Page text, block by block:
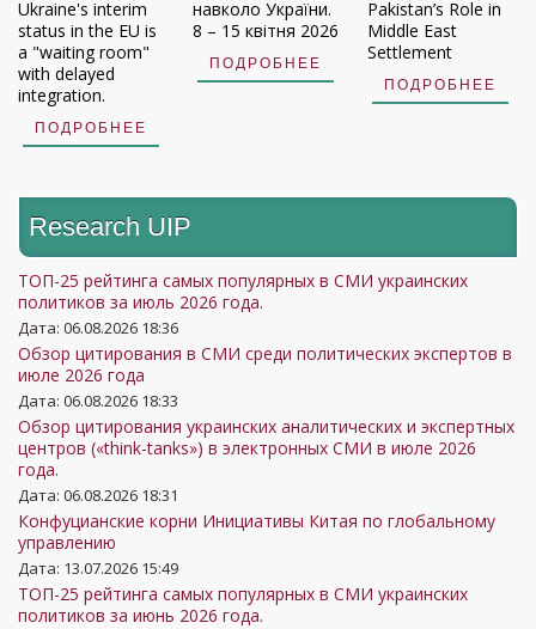
Ukraine's interim
status in the EU is
a "waiting room"
with delayed
integration.
ПОДРОБНЕЕ
навколо України.
8 – 15 квітня 2026
ПОДРОБНЕЕ
Pakistan’s Role in
Middle East
Settlement
ПОДРОБНЕЕ
Research UIP
ТОП-25 рейтинга самых популярных в СМИ украинских
политиков за июль 2026 года.
Дата: 06.08.2026 18:36
Обзор цитирования в СМИ среди политических экспертов в
июле 2026 года
Дата: 06.08.2026 18:33
Обзор цитирования украинских аналитических и экспертных
центров («think-tanks») в электронных СМИ в июле 2026
года.
Дата: 06.08.2026 18:31
Конфуцианские корни Инициативы Китая по глобальному
управлению
Дата: 13.07.2026 15:49
ТОП-25 рейтинга самых популярных в СМИ украинских
политиков за июнь 2026 года.